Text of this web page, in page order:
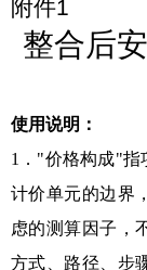
附件1
整合后
使用说明：
1．"价格构成"指
计价单元的边界
虑的测算因子，
方式、路径、步